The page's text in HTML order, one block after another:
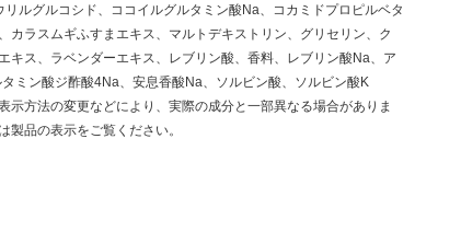
リルグルコシド、ココイルグルタミン酸Na、コカミドプロピルベタ
カラスムギふすまエキス、マルトデキストリン、グリセリン、ク
キス、ラベンダーエキス、レブリン酸、香料、レブリン酸Na、ア
ミン酸ジ酢酸4Na、安息香酸Na、ソルビン酸、ソルビン酸K
示方法の変更などにより、実際の成分と一部異なる場合がありま
製品の表示をご覧ください。